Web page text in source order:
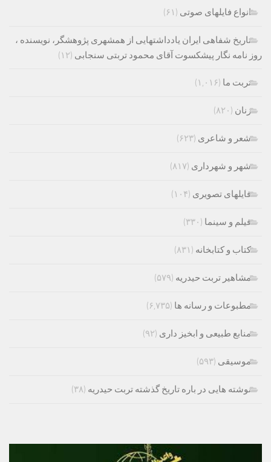
انواع فایلهای صوتی (۶۱)
تاریخ شفاهی ایران یادداشتهایی از همشهری پژوهشگر، نویسنده ،
روز نامه نگار پیشکسوت آقای محمود تربتی سنجابی (۱۲)
تربت ما (۱,۰۱۶)
زنان (۸۲۰)
شعر و شاعری (۶۲۳)
شهر و شهرداری (۸۱۷)
فایلهای تصویری (۱۰۴)
فیلم و سینما (۳۳۰)
کتاب و کتابخانه (۸۳۱)
مشاهیر تربت حیدریه (۵۷۹)
مطبوعات و رسانه ها (۶,۷۳۵)
منابع طبیعی و ابخیز داری (۹۲)
موسیقی (۵۹۳)
نوشته هایی در باره تاریخ گذشته تربت حیدریه (۳۸)